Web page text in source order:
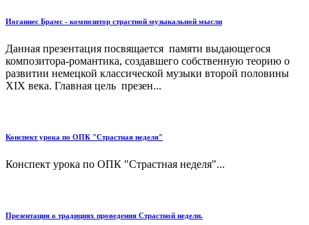
Иоганнес Брамс - композитор страстной музыкальной мысли
Данная презентация посвящается памяти выдающегося
композитора-романтика, создавшего собственную теорию о
развитии немецкой классической музыки второй половины
XIX века. Главная цель презен...
Конспект урока по ОПК "Страстная неделя"
Конспект урока по ОПК "Страстная неделя"...
Презентация о традициях проведения Страстной недели.